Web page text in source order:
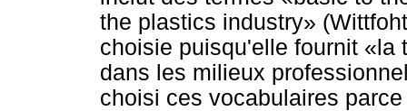
the plastics industry»
choisie puisqu'elle fournit
dans les milieux
choisi ces vocabulaires